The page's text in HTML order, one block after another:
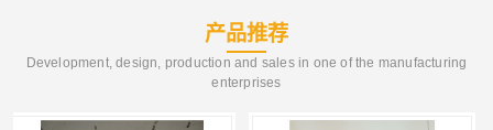
产品推荐
Development, design, production and sales in one of the manufacturing
enterprises